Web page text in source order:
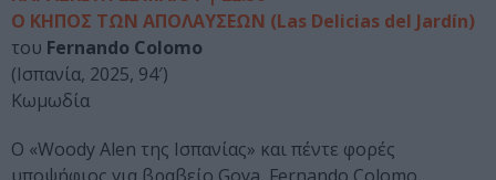
Ο ΚΗΠΟΣ ΤΩΝ ΑΠΟΛΑΥΣΕΩΝ (Las Delicias del Jardín)
του Fernando Colomo
(Ισπανία, 2025, 94′)
Κωμωδία
Ο «Woody Alen της Ισπανίας» και πέντε φορές